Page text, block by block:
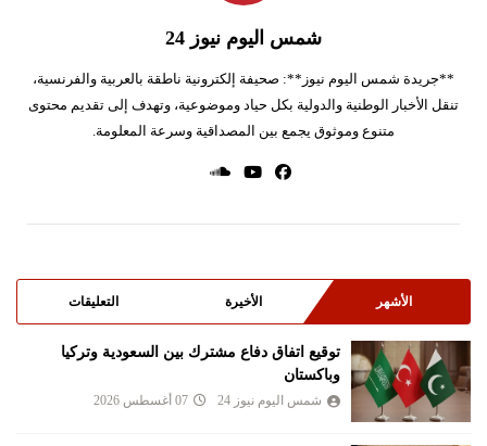
شمس اليوم نيوز 24
**جريدة شمس اليوم نيوز**: صحيفة إلكترونية ناطقة بالعربية والفرنسية،
تنقل الأخبار الوطنية والدولية بكل حياد وموضوعية، وتهدف إلى تقديم محتوى
متنوع وموثوق يجمع بين المصداقية وسرعة المعلومة.
الأشهر الأخيرة التعليقات
توقيع اتفاق دفاع مشترك بين السعودية وتركيا
وباكستان
شمس اليوم نيوز 24 07 أغسطس 2026